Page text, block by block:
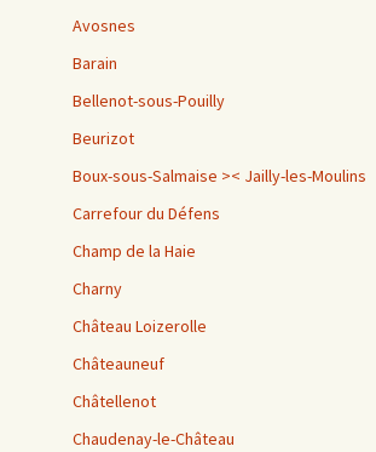
Avosnes
Barain
Bellenot-sous-Pouilly
Beurizot
Boux-sous-Salmaise >< Jailly-les-Moulins
Carrefour du Défens
Champ de la Haie
Charny
Château Loizerolle
Châteauneuf
Châtellenot
Chaudenay-le-Château